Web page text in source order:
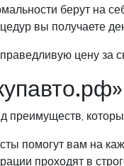
берут на
вы получаете
цену за
преимуществ,
помогут вам на
проходят в